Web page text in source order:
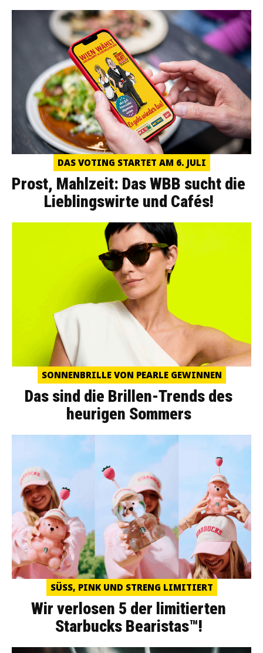
DAS VOTING STARTET AM 6. JULI
Prost, Mahlzeit: Das WBB sucht die
Lieblingswirte und Cafés!
SONNENBRILLE VON PEARLE GEWINNEN
Das sind die Brillen-Trends des
heurigen Sommers
SÜSS, PINK UND STRENG LIMITIERT
Wir verlosen 5 der limitierten
Starbucks Bearistas™!